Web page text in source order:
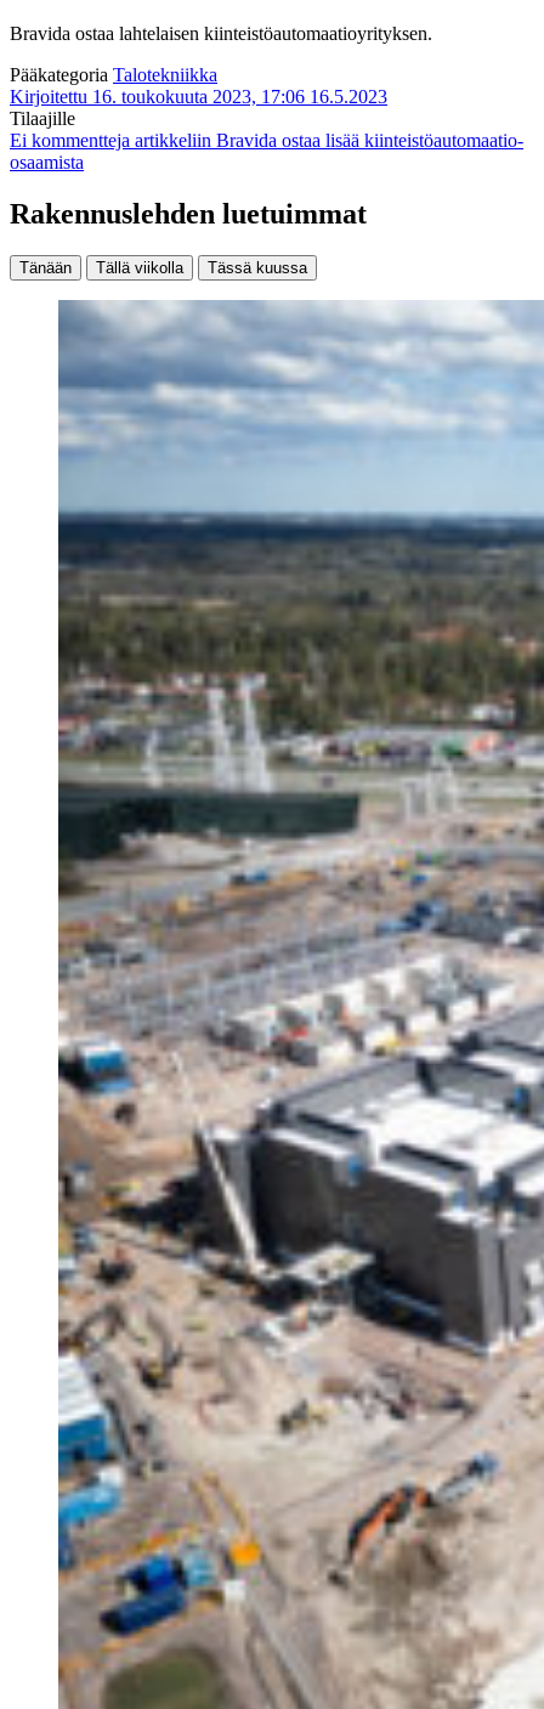
Bravida ostaa lahtelaisen kiinteistöautomaatioyrityksen.
Pääkategoria Talotekniikka
Kirjoitettu 16. toukokuuta 2023, 17:06 16.5.2023
Tilaajille
Ei kommentteja artikkeliin Bravida ostaa lisää kiinteistöautomaatio-
osaamista
Rakennuslehden luetuimmat
Tänään Tällä viikolla Tässä kuussa